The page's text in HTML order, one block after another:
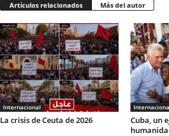
Artículos relacionados Más del autor
Internacional
La crisis de Ceuta de 2026
Cuba, un